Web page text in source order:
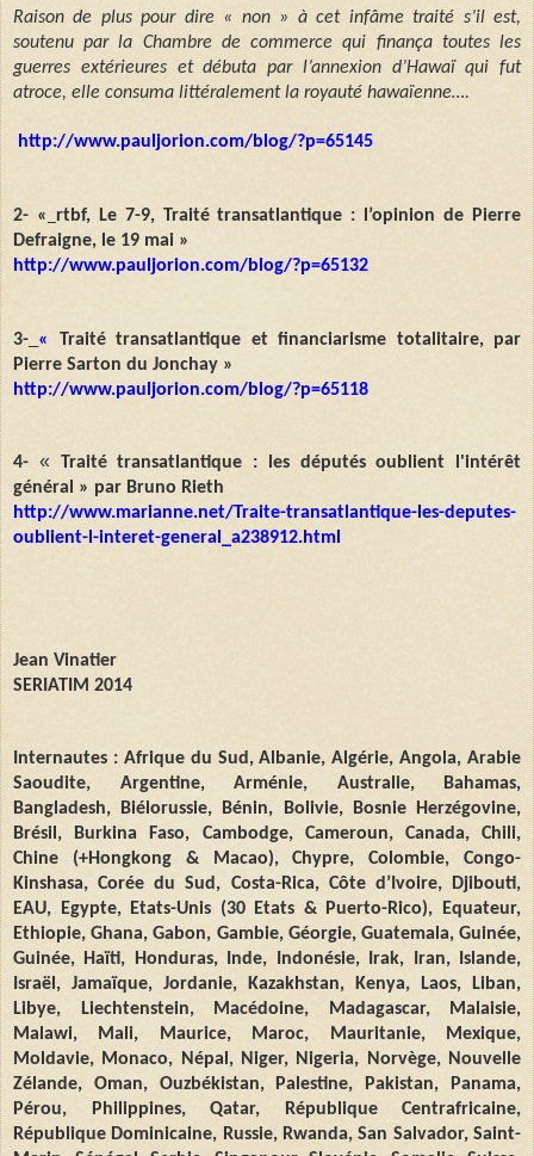
Raison de plus pour dire « non » à cet infâme traité s’il est,
soutenu par la Chambre de commerce qui finança toutes les
guerres extérieures et débuta par l’annexion d’Hawaï qui fut
atroce, elle consuma littéralement la royauté hawaïenne….
http://www.pauljorion.com/blog/?p=65145
2- « rtbf, Le 7-9, Traité transatlantique : l’opinion de Pierre
Defraigne, le 19 mai »
http://www.pauljorion.com/blog/?p=65132
3- « Traité transatlantique et financiarisme totalitaire, par
Pierre Sarton du Jonchay »
http://www.pauljorion.com/blog/?p=65118
4- « Traité transatlantique : les députés oublient l'intérêt
général » par Bruno Rieth
http://www.marianne.net/Traite-transatlantique-les-deputes-
oublient-l-interet-general_a238912.html
Jean Vinatier
SERIATIM 2014
Internautes : Afrique du Sud, Albanie, Algérie, Angola, Arabie
Saoudite, Argentine, Arménie, Australie, Bahamas,
Bangladesh, Biélorussie, Bénin, Bolivie, Bosnie Herzégovine,
Brésil, Burkina Faso, Cambodge, Cameroun, Canada, Chili,
Chine (+Hongkong & Macao), Chypre, Colombie, Congo-
Kinshasa, Corée du Sud, Costa-Rica, Côte d’Ivoire, Djibouti,
EAU, Egypte, Etats-Unis (30 Etats & Puerto-Rico), Equateur,
Ethiopie, Ghana, Gabon, Gambie, Géorgie, Guatemala, Guinée,
Guinée, Haïti, Honduras, Inde, Indonésie, Irak, Iran, Islande,
Israël, Jamaïque, Jordanie, Kazakhstan, Kenya, Laos, Liban,
Libye, Liechtenstein, Macédoine, Madagascar, Malaisie,
Malawi, Mali, Maurice, Maroc, Mauritanie, Mexique,
Moldavie, Monaco, Népal, Niger, Nigeria, Norvège, Nouvelle
Zélande, Oman, Ouzbékistan, Palestine, Pakistan, Panama,
Pérou, Philippines, Qatar, République Centrafricaine,
République Dominicaine, Russie, Rwanda, San Salvador, Saint-